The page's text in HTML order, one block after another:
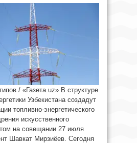
/ «Газета.uz» В структуре
Узбекистана создадут
топливно-энергетического
искусственного
на совещании 27 июля
Шавкат Мирзиёев. Сегодня